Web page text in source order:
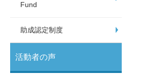
Fund
助成認定制度
活動者の声